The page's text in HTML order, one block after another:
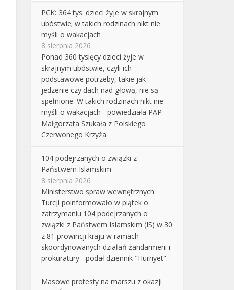
PCK: 364 tys. dzieci żyje w skrajnym
ubóstwie; w takich rodzinach nikt nie
myśli o wakacjach
8 sierpnia 2026
Ponad 360 tysięcy dzieci żyje w
skrajnym ubóstwie, czyli ich
podstawowe potrzeby, takie jak
jedzenie czy dach nad głową, nie są
spełnione. W takich rodzinach nikt nie
myśli o wakacjach - powiedziała PAP
Małgorzata Szukała z Polskiego
Czerwonego Krzyża.
104 podejrzanych o związki z
Państwem Islamskim
8 sierpnia 2026
Ministerstwo spraw wewnętrznych
Turcji poinformowało w piątek o
zatrzymaniu 104 podejrzanych o
związki z Państwem Islamskim (IS) w 30
z 81 prowincji kraju w ramach
skoordynowanych działań żandarmerii i
prokuratury - podał dziennik "Hurriyet".
Masowe protesty na marszu z okazji